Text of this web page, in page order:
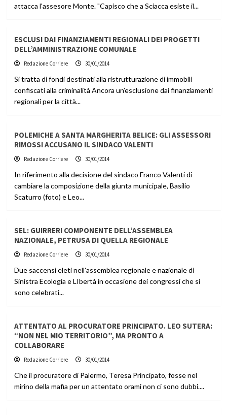
attacca l'assesore Monte. "Capisco che a Sciacca esiste il...
ESCLUSI DAI FINANZIAMENTI REGIONALI DEI PROGETTI
DELL’AMMINISTRAZIONE COMUNALE
Redazione Corriere 30/01/2014
Si tratta di fondi destinati alla ristrutturazione di immobili
confiscati alla criminalità Ancora un’esclusione dai finanziamenti
regionali per la città...
POLEMICHE A SANTA MARGHERITA BELICE: GLI ASSESSORI
RIMOSSI ACCUSANO IL SINDACO VALENTI
Redazione Corriere 30/01/2014
In riferimento alla decisione del sindaco Franco Valenti di
cambiare la composizione della giunta municipale, Basilio
Scaturro (foto) e Leo...
SEL: GUIRRERI COMPONENTE DELL’ASSEMBLEA
NAZIONALE, PETRUSA DI QUELLA REGIONALE
Redazione Corriere 30/01/2014
Due saccensi eleti nell'assemblea regionale e nazionale di
Sinistra Ecologia e LIbertà in occasione dei congressi che si
sono celebrati...
ATTENTATO AL PROCURATORE PRINCIPATO. LEO SUTERA:
“NON NEL MIO TERRITORIO”, MA PRONTO A
COLLABORARE
Redazione Corriere 30/01/2014
Che il procuratore di Palermo, Teresa Principato, fosse nel
mirino della mafia per un attentato orami non ci sono dubbi....